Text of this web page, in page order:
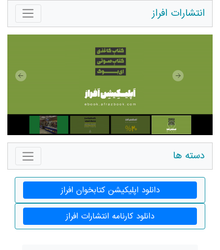
انتشارات افراز
دسته ها
دانلود اپلیکیشن کتابخوان افراز
دانلود کارنامه انتشارات افراز